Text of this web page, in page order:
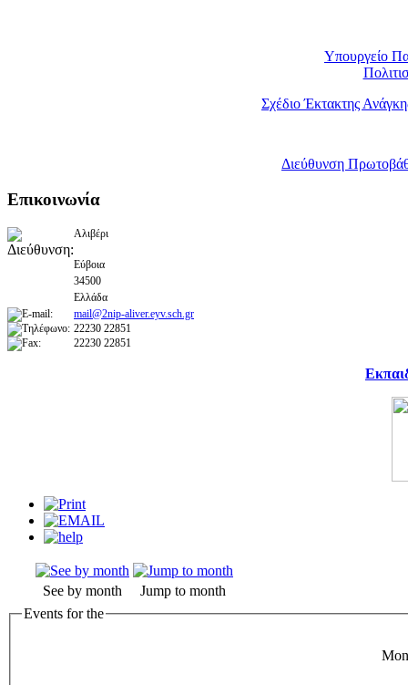
Υπουργείο
Σχέδιο Έκτακτης
Διεύθυνση
Επικοινωνία
Αλιβέρι
Εύβοια
34500
Ελλάδα
mail@2nip-aliver.eyv.sch.gr
22230 22851
22230 22851
See by month
Jump to month
Events for the